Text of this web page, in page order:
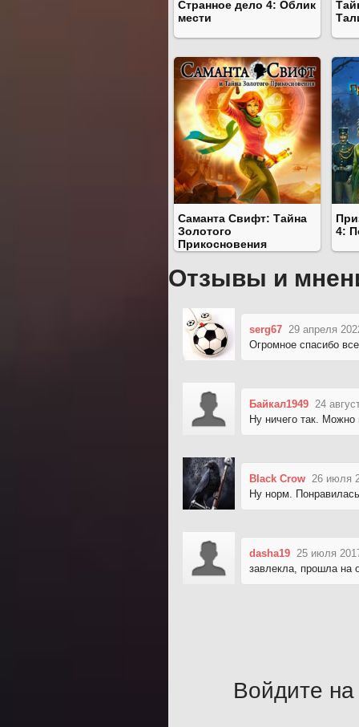
Странное дело 4: Облик
мести
Саманта Свифт: Тайна
Золотого
Прикосновения
4:
Отзывы и
serg67 29 апреля
Огромное спасибо
Байкал1949 24
Ну ничего так. Можно
Black Crow 26 июля
Ну норм.
dasha19 25 июля
завлекла, прошла на
Войдите на